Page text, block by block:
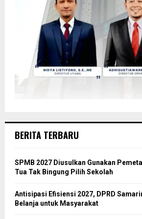
BERITA TERBARU
SPMB 2027 Diusulkan Gunakan
Tua Tak Bingung Pilih Sekolah
Antisipasi Efisiensi 2027, DPRD
Belanja untuk Masyarakat